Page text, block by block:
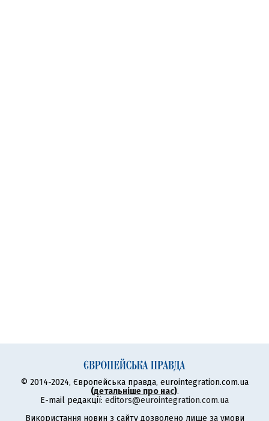
© 2014-2024, Європейська правда, eurointegration.com.ua
(детальніше про нас).
E-mail редакції: editors@eurointegration.com.ua
Використання новин з сайту дозволено лише за умови